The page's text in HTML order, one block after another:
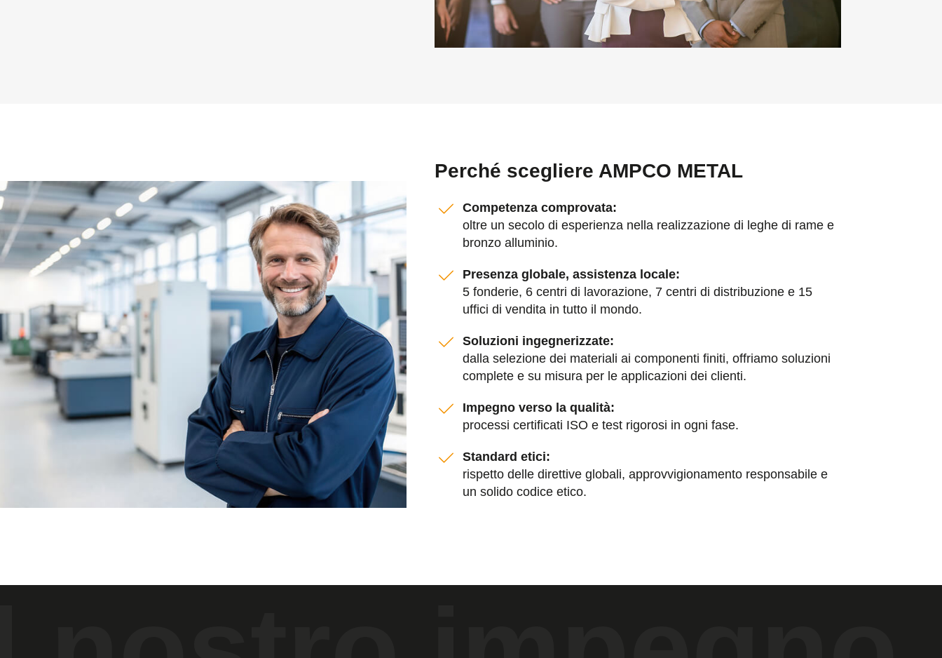
Perché scegliere AMPCO METAL
Competenza comprovata:
oltre un secolo di esperienza nella realizzazione di leghe di rame e
bronzo alluminio.
Presenza globale, assistenza locale:
5 fonderie, 6 centri di lavorazione, 7 centri di distribuzione e 15
uffici di vendita in tutto il mondo.
Soluzioni ingegnerizzate:
dalla selezione dei materiali ai componenti finiti, offriamo soluzioni
complete e su misura per le applicazioni dei clienti.
Impegno verso la qualità:
processi certificati ISO e test rigorosi in ogni fase.
Standard etici:
rispetto delle direttive globali, approvvigionamento responsabile e
un solido codice etico.